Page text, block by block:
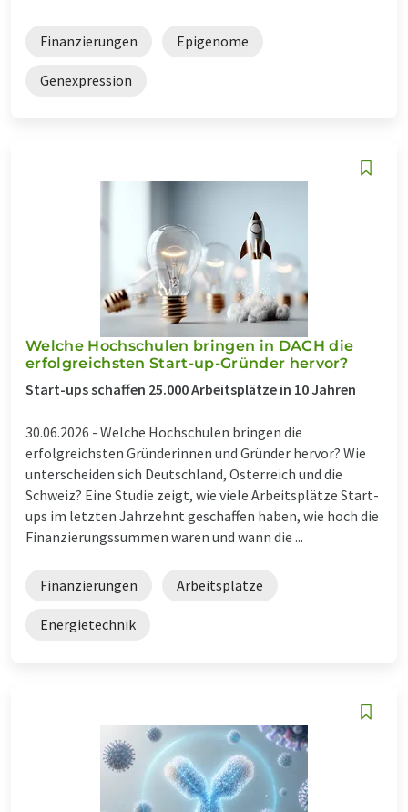
Finanzierungen Epigenome
Genexpression
Welche Hochschulen bringen in DACH die
erfolgreichsten Start-up-Gründer hervor?
Start-ups schaffen 25.000 Arbeitsplätze in 10 Jahren
30.06.2026 - Welche Hochschulen bringen die
erfolgreichsten Gründerinnen und Gründer hervor? Wie
unterscheiden sich Deutschland, Österreich und die
Schweiz? Eine Studie zeigt, wie viele Arbeitsplätze Start-
ups im letzten Jahrzehnt geschaffen haben, wie hoch die
Finanzierungssummen waren und wann die ...
Finanzierungen Arbeitsplätze
Energietechnik